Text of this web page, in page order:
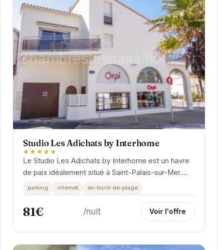
Studio Les Adichats by Interhome
★★★★★
Le Studio Les Adichats by Interhome est un havre
de paix idéalement situé à Saint-Palais-sur-Mer.
Son emplacement privilégié en bord de plage en...
parking internet en-bord-de-plage
81€ /nuit Voir l'offre